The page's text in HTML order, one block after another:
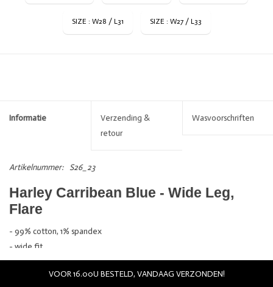
SIZE : W28 / L31 SIZE : W27 / L33
Informatie
Verzending &
retour
Wasvoorschriften
Artikelnummer: S26_23
Harley Carribean Blue - Wide Leg,
Flare
- 99% cotton, 1% spandex
- wide fit
- wide leg
VOOR 16.00U BESTELD, VANDAAG VERZONDEN!